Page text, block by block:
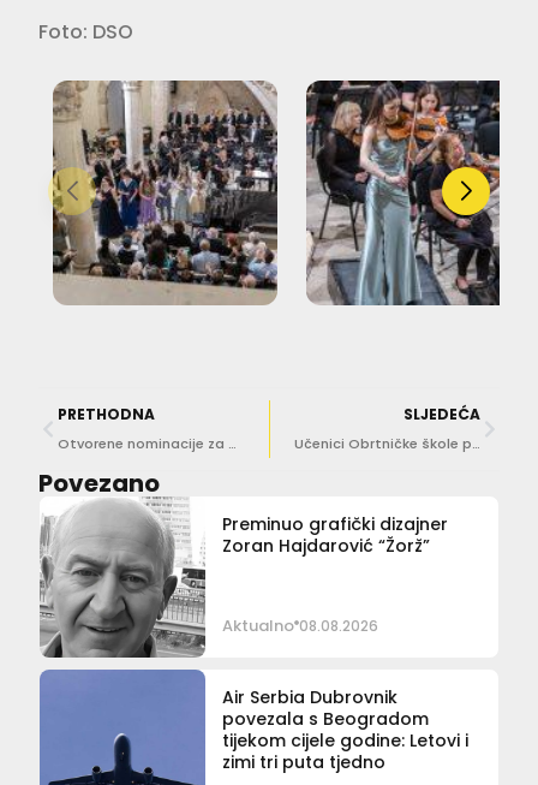
Foto: DSO
PRETHODNA
Otvorene nominacije za ovogodišnji izbor Hrvatskog stabla godine
SLJEDEĆA
Učenici Obrtničke škole pokazali svoje veliko srce
Povezano
Preminuo grafički dizajner
Zoran Hajdarović “Žorž”
Aktualno 08.08.2026
Air Serbia Dubrovnik
povezala s Beogradom
tijekom cijele godine: Letovi i
zimi tri puta tjedno